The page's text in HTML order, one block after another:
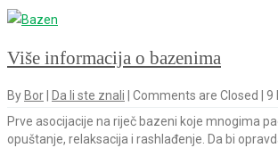
Više informacija o bazenima
By Bor Da li ste znali Comments are Closed 9
Prve asocijacije na riječ bazeni koje mnogima
opuštanje, relaksacija i rashlađenje. Da bi